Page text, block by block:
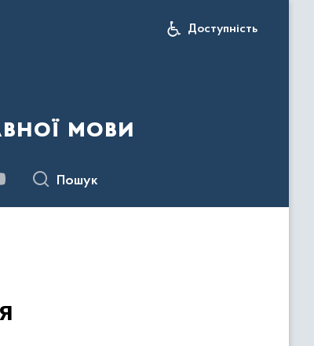
Доступність
мови
Пошук